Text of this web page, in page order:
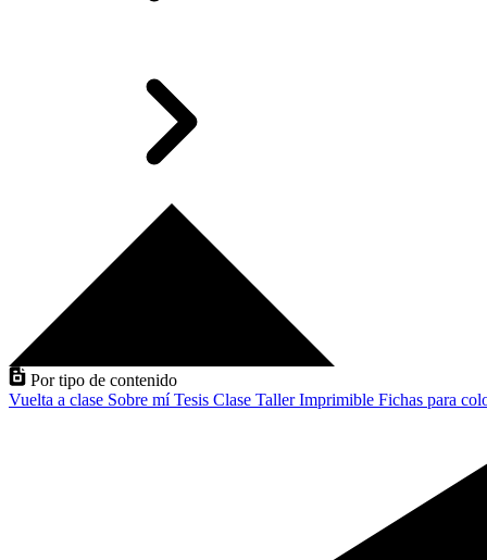
Por tipo de contenido
Vuelta a clase Sobre míTesis Clase TallerImprimible Fichas para